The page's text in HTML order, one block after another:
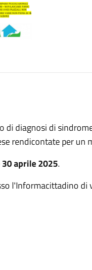
di diagnosi di
rendicontate per un
30 aprile 2025.
l'Informacittadino di